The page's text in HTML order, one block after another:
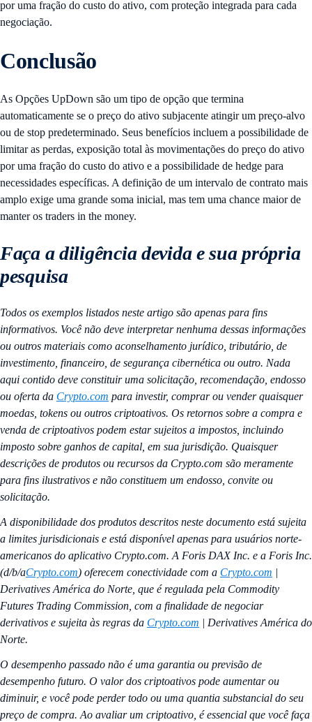
por uma fração do custo do ativo, com proteção integrada para cada
negociação.
Conclusão
As Opções UpDown são um tipo de opção que termina
automaticamente se o preço do ativo subjacente atingir um preço-alvo
ou de stop predeterminado. Seus benefícios incluem a possibilidade de
limitar as perdas, exposição total às movimentações do preço do ativo
por uma fração do custo do ativo e a possibilidade de hedge para
necessidades específicas. A definição de um intervalo de contrato mais
amplo exige uma grande soma inicial, mas tem uma chance maior de
manter os traders in the money.
Faça a diligência devida e sua própria
pesquisa
Todos os exemplos listados neste artigo são apenas para fins
informativos. Você não deve interpretar nenhuma dessas informações
ou outros materiais como aconselhamento jurídico, tributário, de
investimento, financeiro, de segurança cibernética ou outro. Nada
aqui contido deve constituir uma solicitação, recomendação, endosso
ou oferta da Crypto.com para investir, comprar ou vender quaisquer
moedas, tokens ou outros criptoativos. Os retornos sobre a compra e
venda de criptoativos podem estar sujeitos a impostos, incluindo
imposto sobre ganhos de capital, em sua jurisdição. Quaisquer
descrições de produtos ou recursos da Crypto.com são meramente
para fins ilustrativos e não constituem um endosso, convite ou
solicitação.
A disponibilidade dos produtos descritos neste documento está sujeita
a limites jurisdicionais e está disponível apenas para usuários norte-
americanos do aplicativo Crypto.com. A Foris DAX Inc. e a Foris Inc.
(d/b/aCrypto.com) oferecem conectividade com a Crypto.com |
Derivatives América do Norte, que é regulada pela Commodity
Futures Trading Commission, com a finalidade de negociar
derivativos e sujeita às regras da Crypto.com | Derivatives América do
Norte.
O desempenho passado não é uma garantia ou previsão de
desempenho futuro. O valor dos criptoativos pode aumentar ou
diminuir, e você pode perder todo ou uma quantia substancial do seu
preço de compra. Ao avaliar um criptoativo, é essencial que você faça